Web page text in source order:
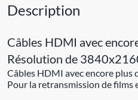
Description
Câbles HDMI avec
Résolution de
Câbles HDMI avec encore plus
Pour la retransmission de films